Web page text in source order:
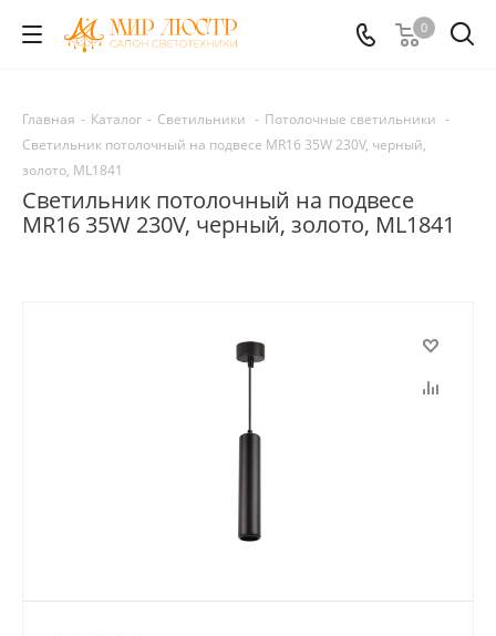
0
Главная - Каталог - Светильники - Потолочные светильники -
Светильник потолочный на подвесе MR16 35W 230V, черный,
золото, ML1841
Светильник потолочный на подвесе
MR16 35W 230V, черный, золото, ML1841